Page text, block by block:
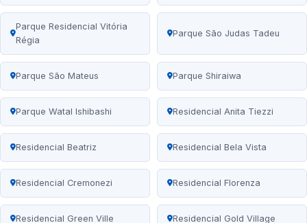
Parque Residencial Vitória
Régia
Parque São Judas Tadeu
Parque São Mateus Parque Shiraiwa
Parque Watal Ishibashi Residencial Anita Tiezzi
Residencial Beatriz Residencial Bela Vista
Residencial Cremonezi Residencial Florenza
Residencial Green Ville Residencial Gold Village